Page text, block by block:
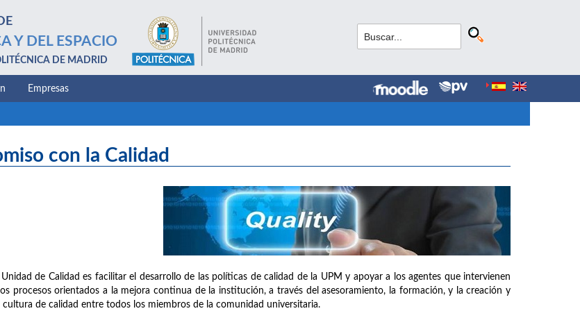
Y DEL ESPACIO
DE MADRID
Empresas
con la Calidad
de Calidad es facilitar el desarrollo de las políticas de calidad de la UPM y apoyar a los agentes que intervienen
procesos orientados a la mejora continua de la institución, a través del asesoramiento, la formación, y la creación y
de calidad entre todos los miembros de la comunidad universitaria.